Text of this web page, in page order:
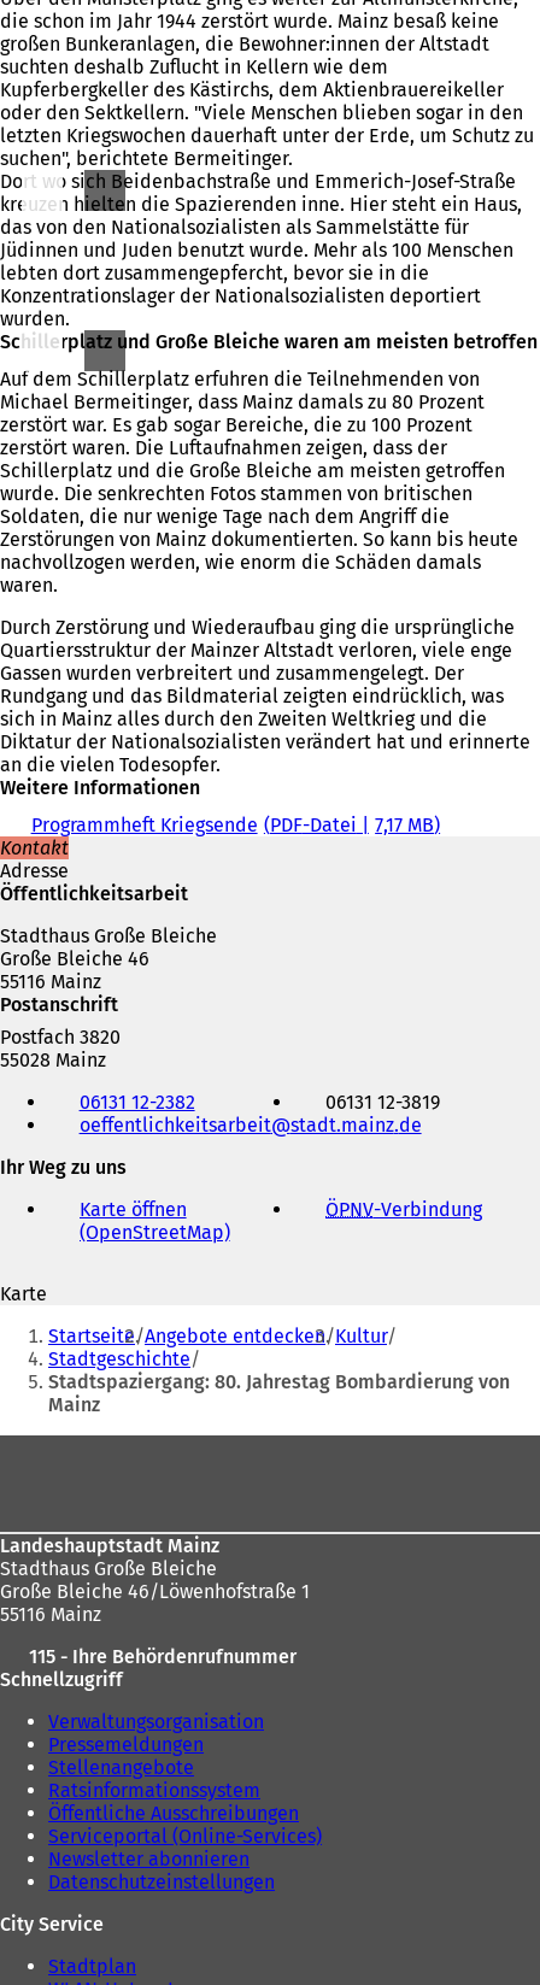
die schon im Jahr 1944 zerstört wurde. Mainz besaß keine
großen Bunkeranlagen, die Bewohner:innen der Altstadt
suchten deshalb Zuflucht in Kellern wie dem
Kupferbergkeller des Kästirchs, dem Aktienbrauereikeller
oder den Sektkellern. "Viele Menschen blieben sogar in den
letzten Kriegswochen dauerhaft unter der Erde, um Schutz zu
suchen", berichtete Bermeitinger.
Dort wo sich Beidenbachstraße und Emmerich-Josef-Straße
kreuzen hielten die Spazierenden inne. Hier steht ein Haus,
das von den Nationalsozialisten als Sammelstätte für
Jüdinnen und Juden benutzt wurde. Mehr als 100 Menschen
lebten dort zusammengepfercht, bevor sie in die
Konzentrationslager der Nationalsozialisten deportiert
wurden.
Schillerplatz und Große Bleiche waren am meisten betroffen
Auf dem Schillerplatz erfuhren die Teilnehmenden von
Michael Bermeitinger, dass Mainz damals zu 80 Prozent
zerstört war. Es gab sogar Bereiche, die zu 100 Prozent
zerstört waren. Die Luftaufnahmen zeigen, dass der
Schillerplatz und die Große Bleiche am meisten getroffen
wurde. Die senkrechten Fotos stammen von britischen
Soldaten, die nur wenige Tage nach dem Angriff die
Zerstörungen von Mainz dokumentierten. So kann bis heute
nachvollzogen werden, wie enorm die Schäden damals
waren.
Durch Zerstörung und Wiederaufbau ging die ursprüngliche
Quartiersstruktur der Mainzer Altstadt verloren, viele enge
Gassen wurden verbreitert und zusammengelegt. Der
Rundgang und das Bildmaterial zeigten eindrücklich, was
sich in Mainz alles durch den Zweiten Weltkrieg und die
Diktatur der Nationalsozialisten verändert hat und erinnerte
an die vielen Todesopfer.
Weitere Informationen
Programmheft Kriegsende PDF-Datei
7,17 MB
Kontakt
Adresse
Öffentlichkeitsarbeit
Stadthaus Große Bleiche
Große Bleiche 46
55116 Mainz
Postanschrift
Postfach 3820
55028 Mainz
Fax
und
Mail-
06131 12-2382
06131 12-3819
oeffentlichkeitsarbeit
stadt.mainz de
Ihr Weg zu uns
Karte öffnen
(OpenStreetMap)(
e
t
i
e
m
u
T
b
)
ÖPNV-Verbindung(
n
i
n
Karte
Sie
befinden
sich
Startseite Angebote entdecken Kultur
Stadtgeschichte
Stadtspaziergang: 80. Jahrestag Bombardierung von
Mainz
Landeshauptstadt Mainz
Stadthaus Große Bleiche
Große Bleiche 46/Löwenhofstraße 1
55116 Mainz
115 - Ihre Behördenrufnummer
Schnellzugriff
Verwaltungsorganisation
Pressemeldungen
Stellenangebote
Ratsinformationssystem
Öffentliche Ausschreibungen
Serviceportal (Online-Services)
Newsletter abonnieren
Datenschutzeinstellungen
City Service
Stadtplan